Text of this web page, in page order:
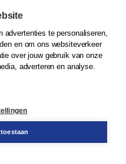
advertenties te personaliseren,
en om ons websiteverkeer
over jouw gebruik van onze
adverteren en analyse.